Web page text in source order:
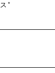
*必